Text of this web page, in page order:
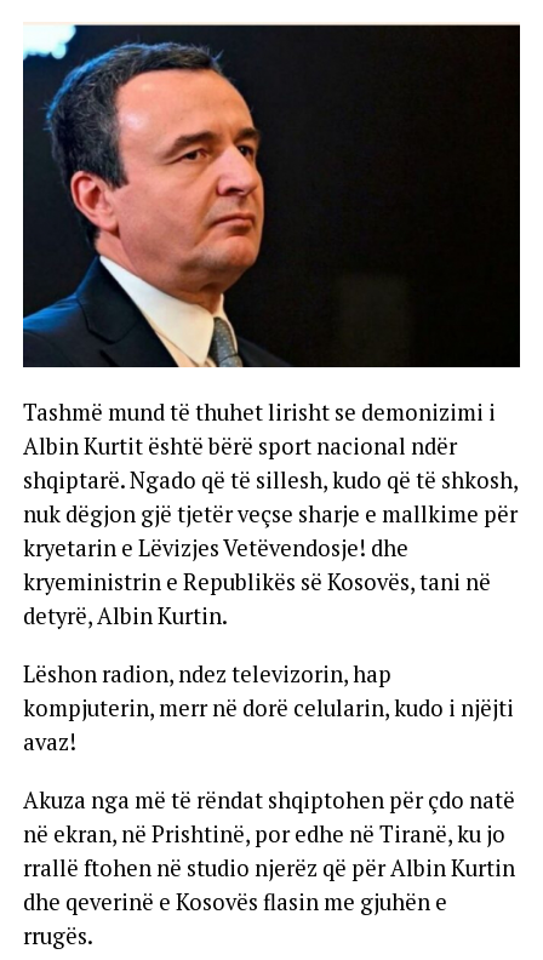
Tashmë mund të thuhet lirisht se demonizimi i
Albin Kurtit është bërë sport nacional ndër
shqiptarë. Ngado që të sillesh, kudo që të shkosh,
nuk dëgjon gjë tjetër veçse sharje e mallkime për
kryetarin e Lëvizjes Vetëvendosje! dhe
kryeministrin e Republikës së Kosovës, tani në
detyrë, Albin Kurtin.
Lëshon radion, ndez televizorin, hap
kompjuterin, merr në dorë celularin, kudo i njëjti
avaz!
Akuza nga më të rëndat shqiptohen për çdo natë
në ekran, në Prishtinë, por edhe në Tiranë, ku jo
rrallë ftohen në studio njerëz që për Albin Kurtin
dhe qeverinë e Kosovës flasin me gjuhën e
rrugës.